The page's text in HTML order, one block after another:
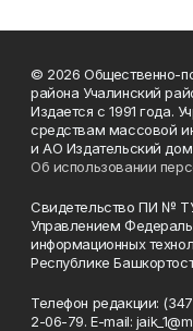
© 2026 Общественно-
района Учалинский
Издается с 1991 года.
средствам массовой
и АО Издательский
Об использовании
Свидетельство ПИ №
Управлением
информационных
Республике
Телефон редакции:
2-06-79. Е-mаil: